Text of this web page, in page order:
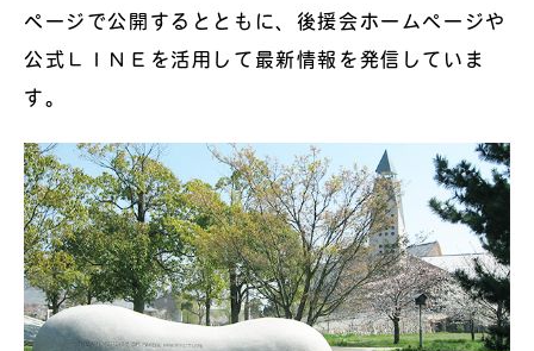
ページで公開するとともに、後援会ホームページや
公式ＬＩＮＥを活用して最新情報を発信していま
す。